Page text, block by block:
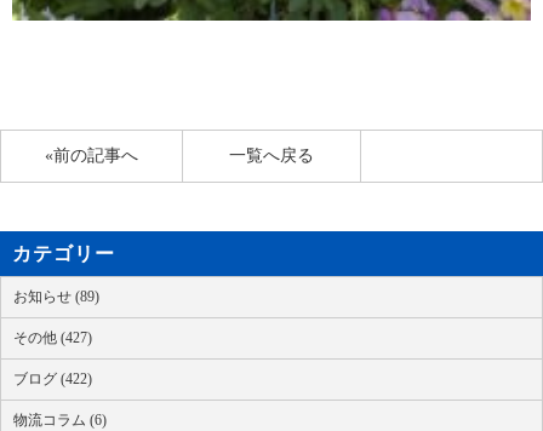
«前の記事へ 一覧へ戻る
カテゴリー
お知らせ (89)
その他 (427)
ブログ (422)
物流コラム (6)